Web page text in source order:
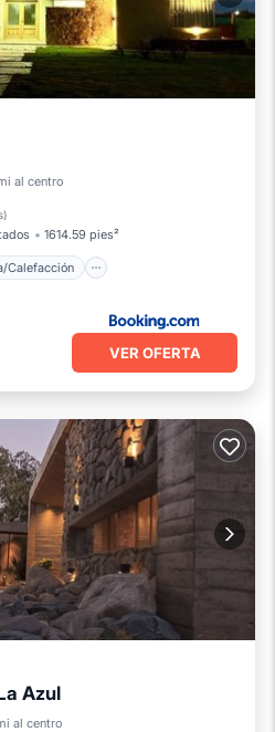
al centro
)
1614.59 pies²
Calefacción
Chimenea/Calefacción
al mar
VER OFERTA
Azul
al centroPiscina